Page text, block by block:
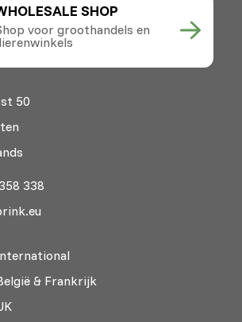
SHOP
voor groothandels en
50
338
& Frankrijk